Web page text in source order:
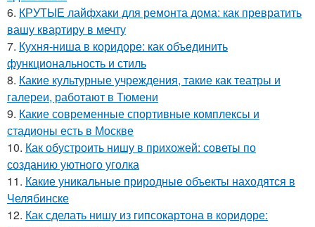
6. КРУТЫЕ лайфхаки для ремонта дома: как превратить
вашу квартиру в мечту
7. Кухня-ниша в коридоре: как объединить
функциональность и стиль
8. Какие культурные учреждения, такие как театры и
галереи, работают в Тюмени
9. Какие современные спортивные комплексы и
стадионы есть в Москве
10. Как обустроить нишу в прихожей: советы по
созданию уютного уголка
11. Какие уникальные природные объекты находятся в
Челябинске
12. Как сделать нишу из гипсокартона в коридоре: